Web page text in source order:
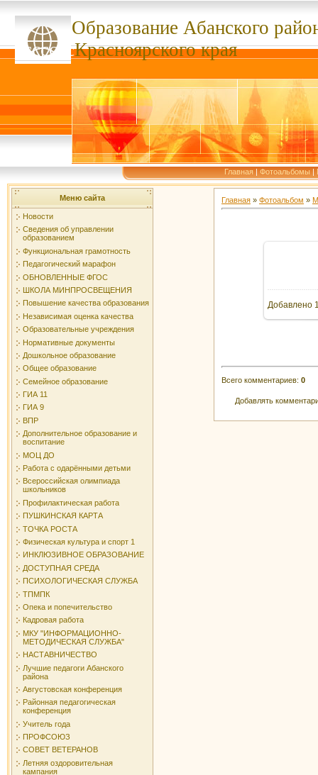
Образование Абанского
сссссссКрасноярского края
Главная | Фотоальбомы |
Меню сайта
Новости
Сведения об управлении
образованием
Функциональная грамотность
Педагогический марафон
ОБНОВЛЕННЫЕ ФГОС
ШКОЛА МИНПРОСВЕЩЕНИЯ
Повышение качества образования
Независимая оценка качества
Образовательные учреждения
Нормативные документы
Дошкольное образование
Общее образование
Семейное образование
ГИА 11
ГИА 9
ВПР
Дополнительное образование и
воспитание
МОЦ ДО
Работа с одарёнными детьми
Всероссийская олимпиада
школьников
Профилактическая работа
ПУШКИНСКАЯ КАРТА
ТОЧКА РОСТА
Физическая культура и спорт 1
ИНКЛЮЗИВНОЕ ОБРАЗОВАНИЕ
ДОСТУПНАЯ СРЕДА
ПСИХОЛОГИЧЕСКАЯ СЛУЖБА
ТПМПК
Опека и попечительство
Кадровая работа
МКУ "ИНФОРМАЦИОННО-
МЕТОДИЧЕСКАЯ СЛУЖБА"
НАСТАВНИЧЕСТВО
Лучшие педагоги Абанского
района
Августовская конференция
Районная педагогическая
конференция
Учитель года
ПРОФСОЮЗ
СОВЕТ ВЕТЕРАНОВ
Летняя оздоровительная
кампания
Главная » Фотоальбом »
Добавлено
Всего комментариев: 0
Добавлять